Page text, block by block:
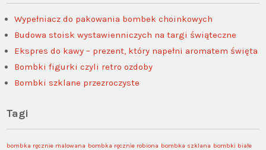
Wypełniacz do pakowania bombek choinkowych
Budowa stoisk wystawienniczych na targi świąteczne
Ekspres do kawy – prezent, który napełni aromatem święta
Bombki figurki czyli retro ozdoby
Bombki szklane przezroczyste
Tagi
bombka ręcznie malowana bombka ręcznie robiona bombka szklana bombki białe